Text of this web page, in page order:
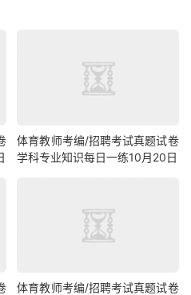
体育教师考编/招聘考试真题试卷
学科专业知识每日一练10月20日
体育教师考编/招聘考试真题试卷